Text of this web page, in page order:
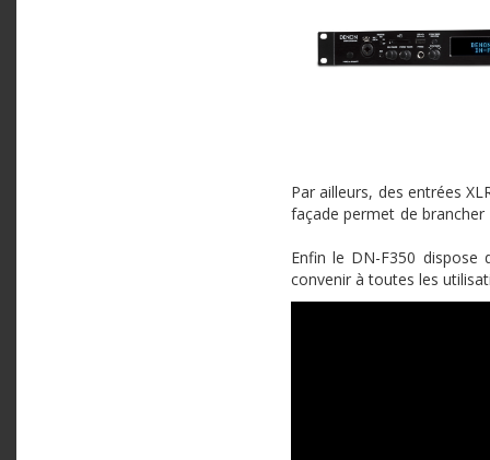
Par ailleurs, des entrées
façade permet de
Enfin le DN-F350 dispose
convenir à toutes les